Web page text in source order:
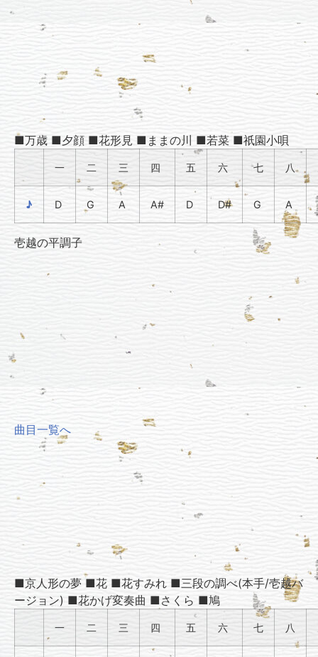
■万歳 ■夕顔 ■花形見 ■ままの川 ■若菜 ■祇園小唄
一 二 三 四 五 六 七 八
♪ D G A A# D D# G A
壱越の平調子
曲目一覧へ
■京人形の夢 ■花 ■花すみれ ■三段の調べ(本手/壱越バ
ージョン) ■花かげ変奏曲 ■さくら ■鳩
一 二 三 四 五 六 七 八